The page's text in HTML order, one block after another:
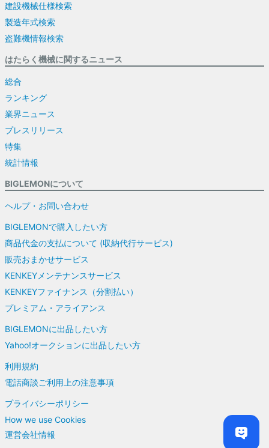
建設機械仕様検索
製造年式検索
盗難機情報検索
はたらく機械に関するニュース
総合
ランキング
業界ニュース
プレスリリース
特集
統計情報
BIGLEMONについて
ヘルプ・お問い合わせ
BIGLEMONで購入したい方
商品代金の支払について (収納代行サービス)
販売おまかせサービス
KENKEYメンテナンスサービス
KENKEYファイナンス（分割払い）
プレミアム・アライアンス
BIGLEMONに出品したい方
Yahoo!オークションに出品したい方
利用規約
電話商談ご利用上の注意事項
プライバシーポリシー
How we use Cookies
運営会社情報